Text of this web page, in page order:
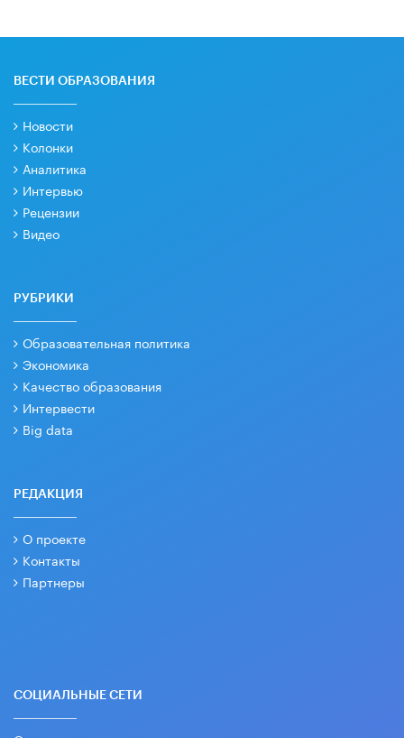
ВЕСТИ ОБРАЗОВАНИЯ
Новости
Колонки
Аналитика
Интервью
Рецензии
Видео
РУБРИКИ
Образовательная политика
Экономика
Качество образования
Интервести
Big data
РЕДАКЦИЯ
О проекте
Контакты
Партнеры
СОЦИАЛЬНЫЕ СЕТИ